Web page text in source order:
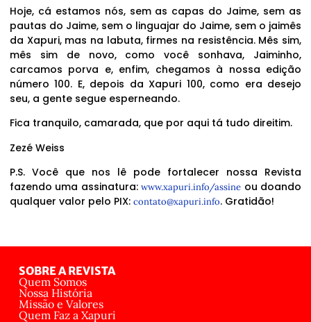
Hoje, cá estamos nós, sem as capas do Jaime, sem as
pautas do Jaime, sem o linguajar do Jaime, sem o jaimês
da Xapuri, mas na labuta, firmes na resistência. Mês sim,
mês sim de novo, como você sonhava, Jaiminho,
carcamos porva e, enfim, chegamos à nossa edição
número 100. E, depois da Xapuri 100, como era desejo
seu, a gente segue esperneando.
Fica tranquilo, camarada, que por aqui tá tudo direitim.
Zezé Weiss
P.S. Você que nos lê pode fortalecer nossa Revista
fazendo uma assinatura:www.xapuri.info/assine ou doando
qualquer valor pelo PIX: contato@xapuri.info. Gratidão!
SOBRE A REVISTA
Quem Somos
Nossa História
Missão e Valores
Quem Faz a Xapuri